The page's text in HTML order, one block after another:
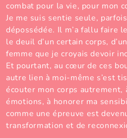
combat pour la vie, pour mon
Je me suis sentie seule,
dépossédée. Il m’a fallu faire
le deuil d’un certain corps,
femme que je croyais devoir
Et pourtant, au cœur de ces
autre lien à moi-même s’est
écouter mon corps autrement,
émotions, à honorer ma
comme une épreuve est
transformation et de